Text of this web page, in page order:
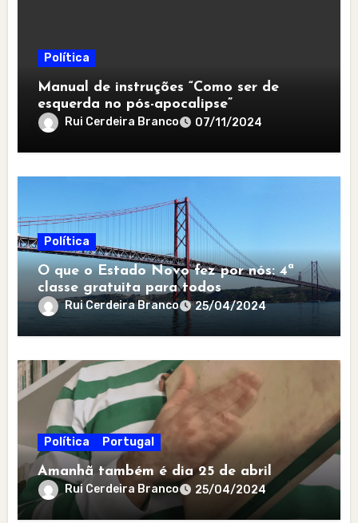
Política
Manual de instruções “Como ser de
esquerda no pós-apocalipse”
Rui Cerdeira Branco 07/11/2024
Política
O que o Estado Novo fez por nós: 4ª
classe gratuita para todos
Rui Cerdeira Branco 25/04/2024
Política Portugal
Amanhã também é dia 25 de abril
Rui Cerdeira Branco 25/04/2024